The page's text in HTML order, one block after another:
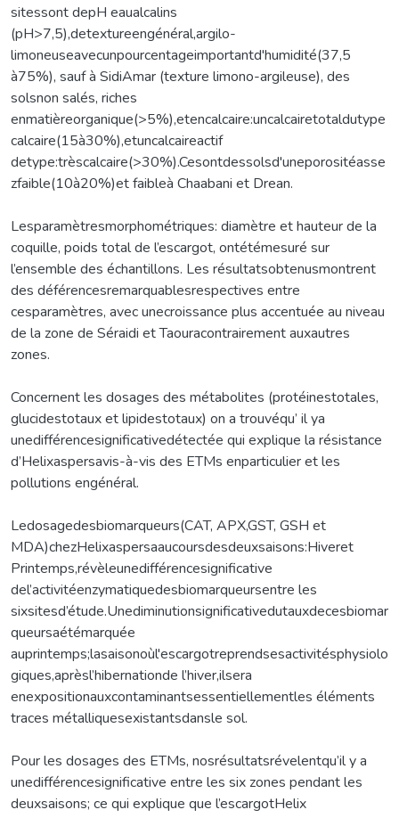
sitessont depH eaualcalins
(pH>7,5),detextureengénéral,argilo-
limoneuseavecunpourcentageimportantd'humidité(37,5
à75%), sauf à SidiAmar (texture limono-argileuse), des
solsnon salés, riches
enmatièreorganique(>5%),etencalcaire:uncalcairetotaldutype
calcaire(15à30%),etuncalcaireactif
detype:trèscalcaire(>30%).Cesontdessolsd'uneporositéasse
zfaible(10à20%)et faibleà Chaabani et Drean.
Lesparamètresmorphométriques: diamètre et hauteur de la
coquille, poids total de l’escargot, ontétémesuré sur
l’ensemble des échantillons. Les résultatsobtenusmontrent
des déférencesremarquablesrespectives entre
cesparamètres, avec unecroissance plus accentuée au niveau
de la zone de Séraidi et Taouracontrairement auxautres
zones.
Concernent les dosages des métabolites (protéinestotales,
glucidestotaux et lipidestotaux) on a trouvéqu’ il ya
unedifférencesignificativedétectée qui explique la résistance
d’Helixaspersavis-à-vis des ETMs enparticulier et les
pollutions engénéral.
Ledosagedesbiomarqueurs(CAT, APX,GST, GSH et
MDA)chezHelixaspersaaucoursdesdeuxsaisons:Hiveret
Printemps,révèleunedifférencesignificative
del’activitéenzymatiquedesbiomarqueursentre les
sixsitesd’étude.Unediminutionsignificativedutauxdecesbiomar
queursaétémarquée
auprintemps;lasaisonoùl'escargotreprendsesactivitésphysiolo
giques,aprèsl’hibernationde l’hiver,ilsera
enexpositionauxcontaminantsessentiellementles éléments
traces métalliquesexistantsdansle sol.
Pour les dosages des ETMs, nosrésultatsrévelentqu’il y a
unedifférencesignificative entre les six zones pendant les
deuxsaisons; ce qui explique que l’escargotHelix